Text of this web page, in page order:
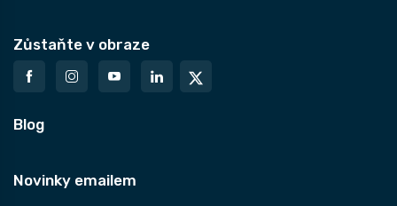
Zůstaňte v obraze
Blog
Novinky emailem